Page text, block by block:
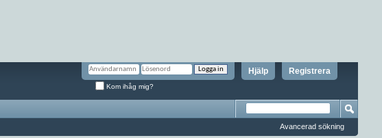
Registrera
Hjälp
Kom ihåg mig?
Avancerad sökning